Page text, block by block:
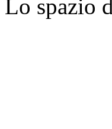
Lo spazio